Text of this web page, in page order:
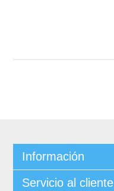
Información
Servicio al cliente